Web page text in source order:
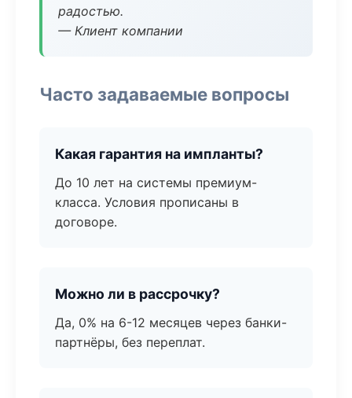
радостью.
— Клиент компании
Часто задаваемые вопросы
Какая гарантия на импланты?
До 10 лет на системы премиум-
класса. Условия прописаны в
договоре.
Можно ли в рассрочку?
Да, 0% на 6-12 месяцев через банки-
партнёры, без переплат.